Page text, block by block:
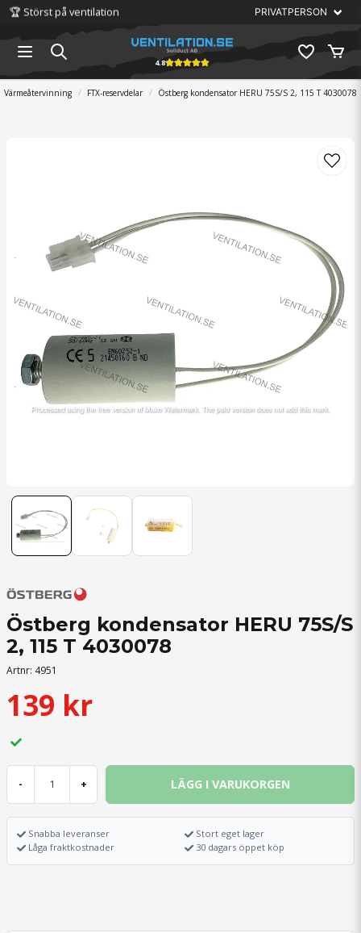
🏆 Störst på ventilation
4.8
Värmeåtervinning FTX-reservdelar Östberg kondensator HERU 75S/S 2, 115 T 4030078
Östberg kondensator HERU 75S/S
2, 115 T 4030078
Artnr: 4951
139 kr
- + LÄGG I VARUKORGEN
Snabba leveranser
Låga fraktkostnader
Stort eget lager
30 dagars öppet köp